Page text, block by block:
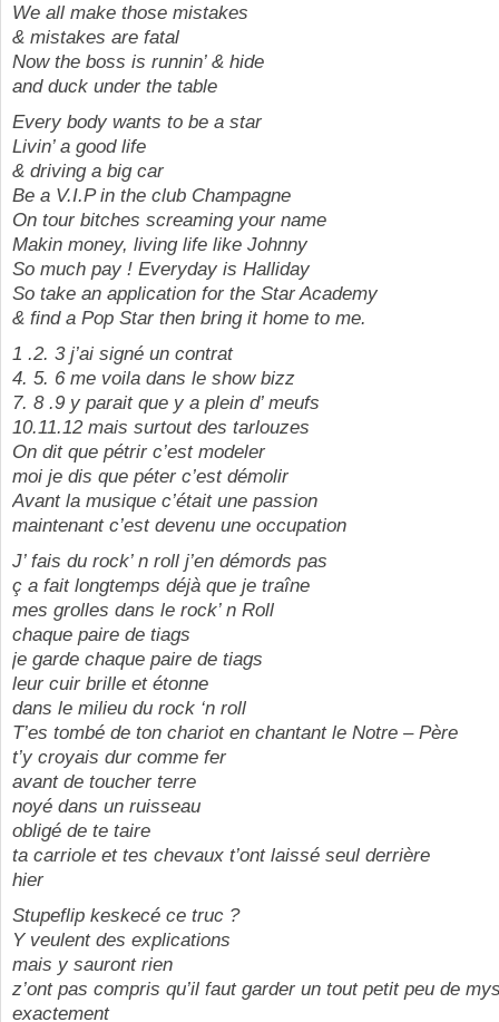
We all make those mistakes
& mistakes are fatal
Now the boss is runnin’ & hide
and duck under the table
Every body wants to be a star
Livin’ a good life
& driving a big car
Be a V.I.P in the club Champagne
On tour bitches screaming your name
Makin money, living life like Johnny
So much pay ! Everyday is Halliday
So take an application for the Star Academy
& find a Pop Star then bring it home to me.
1 .2. 3 j’ai signé un contrat
4. 5. 6 me voila dans le show bizz
7. 8 .9 y parait que y a plein d’ meufs
10.11.12 mais surtout des tarlouzes
On dit que pétrir c’est modeler
moi je dis que péter c’est démolir
Avant la musique c’était une passion
maintenant c’est devenu une occupation
J’ fais du rock’ n roll j’en démords pas
ç a fait longtemps déjà que je traîne
mes grolles dans le rock’ n Roll
chaque paire de tiags
je garde chaque paire de tiags
leur cuir brille et étonne
dans le milieu du rock ‘n roll
T’es tombé de ton chariot en chantant le Notre – Père
t’y croyais dur comme fer
avant de toucher terre
noyé dans un ruisseau
obligé de te taire
ta carriole et tes chevaux t’ont laissé seul derrière
hier
Stupeflip keskecé ce truc ?
Y veulent des explications
mais y sauront rien
z’ont pas compris qu’il faut garder un tout petit peu de
exactement